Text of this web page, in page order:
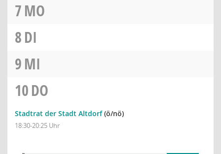
7MO
8DI
9MI
10DO
Stadtrat der Stadt Altdorf(ö/nö)
18:30-20:25 Uhr